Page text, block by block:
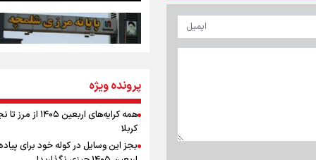
سه حسرتی که به
نگاه تمدنی رهبر
فضای مجازی
اینفو برنا / جدول کامل فاصله
شلمچه تا شهرهای زیارتی عراق
پرونده ویژه
همه کرایه‌های اربعین ۱۴۰۵
کربلا
بجز این وسایل در کوله خود برای